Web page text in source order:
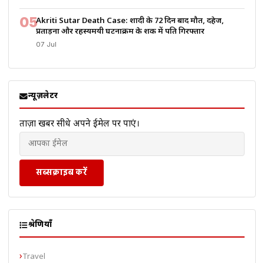
05Akriti Sutar Death Case: शादी के 72 दिन बाद मौत, दहेज,
प्रताड़ना और रहस्यमयी घटनाक्रम के शक में पति गिरफ्तार
07 Jul
न्यूज़लेटर
ताज़ा खबरें सीधे अपने ईमेल पर पाएं।
सब्सक्राइब करें
श्रेणियाँ
Travel